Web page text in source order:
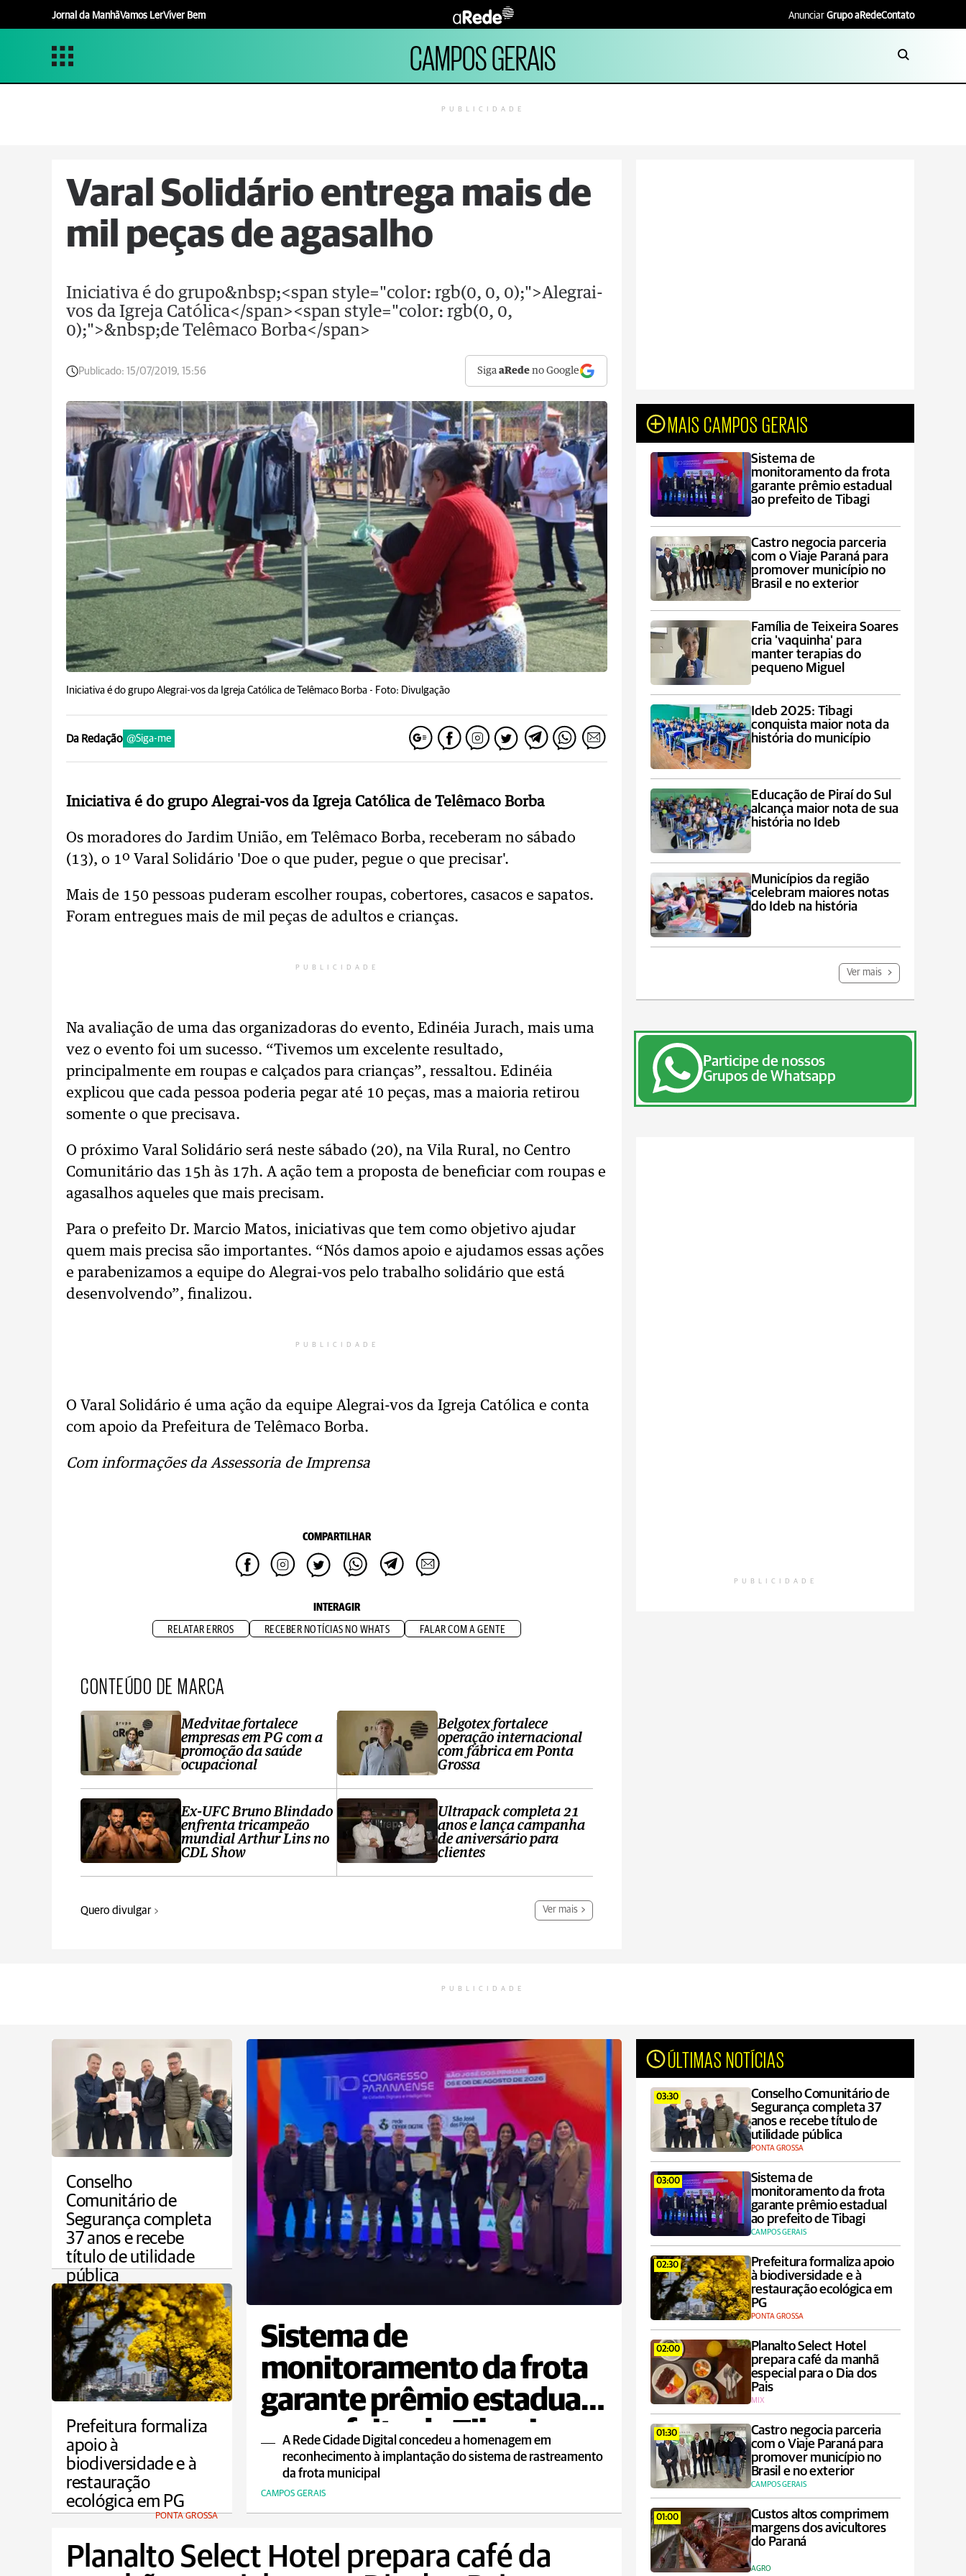
Jornal da ManhãVamos LerViver Bem Anunciar Grupo aRedeContato
CAMPOS GERAIS
PUBLICIDADE
Varal Solidário entrega mais de
mil peças de agasalho
Iniciativa é do grupo&nbsp;<span style="color: rgb(0, 0, 0);">Alegrai-
vos da Igreja Católica</span><span style="color: rgb(0, 0,
0);">&nbsp;de Telêmaco Borba</span>
Publicado: 15/07/2019, 15:56 SigaaRede no Google
Iniciativa é do grupo Alegrai-vos da Igreja Católica de Telêmaco Borba - Foto: Divulgação
Da Redação @Siga-me
Iniciativa é do grupo Alegrai-vos da Igreja Católica de Telêmaco Borba
Os moradores do Jardim União, em Telêmaco Borba, receberam no sábado
(13), o 1º Varal Solidário 'Doe o que puder, pegue o que precisar'.
Mais de 150 pessoas puderam escolher roupas, cobertores, casacos e sapatos.
Foram entregues mais de mil peças de adultos e crianças.
PUBLICIDADE
Na avaliação de uma das organizadoras do evento, Edinéia Jurach, mais uma
vez o evento foi um sucesso. “Tivemos um excelente resultado,
principalmente em roupas e calçados para crianças”, ressaltou. Edinéia
explicou que cada pessoa poderia pegar até 10 peças, mas a maioria retirou
somente o que precisava.
O próximo Varal Solidário será neste sábado (20), na Vila Rural, no Centro
Comunitário das 15h às 17h. A ação tem a proposta de beneficiar com roupas e
agasalhos aqueles que mais precisam.
Para o prefeito Dr. Marcio Matos, iniciativas que tem como objetivo ajudar
quem mais precisa são importantes. “Nós damos apoio e ajudamos essas ações
e parabenizamos a equipe do Alegrai-vos pelo trabalho solidário que está
desenvolvendo”, finalizou.
PUBLICIDADE
O Varal Solidário é uma ação da equipe Alegrai-vos da Igreja Católica e conta
com apoio da Prefeitura de Telêmaco Borba.
Com informações da Assessoria de Imprensa
COMPARTILHAR
INTERAGIR
RELATAR ERROS RECEBER NOTÍCIAS NO WHATS FALAR COM A GENTE
CONTEÚDO DE MARCA
Medvitae fortalece
empresas em PG com a
promoção da saúde
ocupacional
Ex-UFC Bruno Blindado
enfrenta tricampeão
mundial Arthur Lins no
CDL Show
Belgotex fortalece
operação internacional
com fábrica em Ponta
Grossa
Ultrapack completa 21
anos e lança campanha
de aniversário para
clientes
Quero divulgar Ver mais
MAIS CAMPOS GERAIS
Sistema de
monitoramento da frota
garante prêmio estadual
ao prefeito de Tibagi
Castro negocia parceria
com o Viaje Paraná para
promover município no
Brasil e no exterior
Família de Teixeira Soares
cria 'vaquinha' para
manter terapias do
pequeno Miguel
Ideb 2025: Tibagi
conquista maior nota da
história do município
Educação de Piraí do Sul
alcança maior nota de sua
história no Ideb
Municípios da região
celebram maiores notas
do Ideb na história
Ver mais
Participe de nossos
Grupos de Whatsapp
PUBLICIDADE
PUBLICIDADE
Conselho
Comunitário de
Segurança completa
37 anos e recebe
título de utilidade
pública
PONTA GROSSA
Sistema de
monitoramento da frota
garante prêmio estadual
ao prefeito de Tibagi
A Rede Cidade Digital concedeu a homenagem em
reconhecimento à implantação do sistema de rastreamento
da frota municipal
CAMPOS GERAIS
ÚLTIMAS NOTÍCIAS
03:30
Conselho Comunitário de
Segurança completa 37
anos e recebe título de
utilidade pública
PONTA GROSSA
03:00
Sistema de
monitoramento da frota
garante prêmio estadual
ao prefeito de Tibagi
CAMPOS GERAIS
02:30
Prefeitura formaliza apoio
à biodiversidade e à
restauração ecológica em
PG
PONTA GROSSA
02:00
Planalto Select Hotel
prepara café da manhã
especial para o Dia dos
Pais
MIX
01:30
Castro negocia parceria
com o Viaje Paraná para
promover município no
Brasil e no exterior
CAMPOS GERAIS
01:00
Custos altos comprimem
margens dos avicultores
do Paraná
AGRO
Prefeitura formaliza
apoio à
biodiversidade e à
restauração
ecológica em PG
PONTA GROSSA
Planalto Select Hotel prepara café da